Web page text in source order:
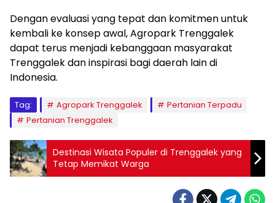
Dengan evaluasi yang tepat dan komitmen untuk
kembali ke konsep awal, Agropark Trenggalek
dapat terus menjadi kebanggaan masyarakat
Trenggalek dan inspirasi bagi daerah lain di
Indonesia.
Tag: Agropark Trenggalek
Pertanian Terpadu
Pertanian Trenggalek
Destinasi Wisata Populer di Trenggalek yang
Tetap Memikat Warga